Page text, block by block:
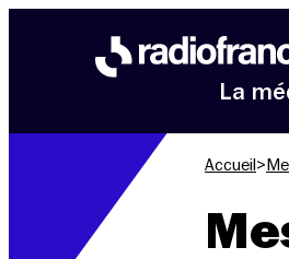
La
Accueil >